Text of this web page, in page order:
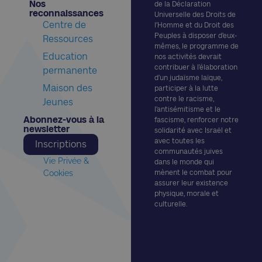
de la Déclaration
Universelle des Droits de
l’Homme et du Droit des
Peuples à disposer d’eux-
mêmes, le programme de
nos activités devrait
contribuer à l’élaboration
d’un judaïsme laïque,
participer à la lutte
contre le racisme,
l’antisémitisme et le
fascisme, renforcer notre
solidarité avec Israël et
avec toutes les
communautés juives
dans le monde qui
mènent le combat pour
assurer leur existence
physique, morale et
culturelle.
Nos
reconnaissances​
Centre de
Ressources
Education
permanente
Maison des
Jeunes
Abonnez-vous à la
newsletter​
Inscriptions
Vie Privée &
Cookies